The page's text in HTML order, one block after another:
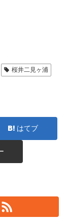
桜井二見ヶ浦
はてブ